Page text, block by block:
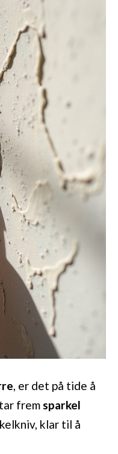
, er det på tide å
fremsparkel
klar til å